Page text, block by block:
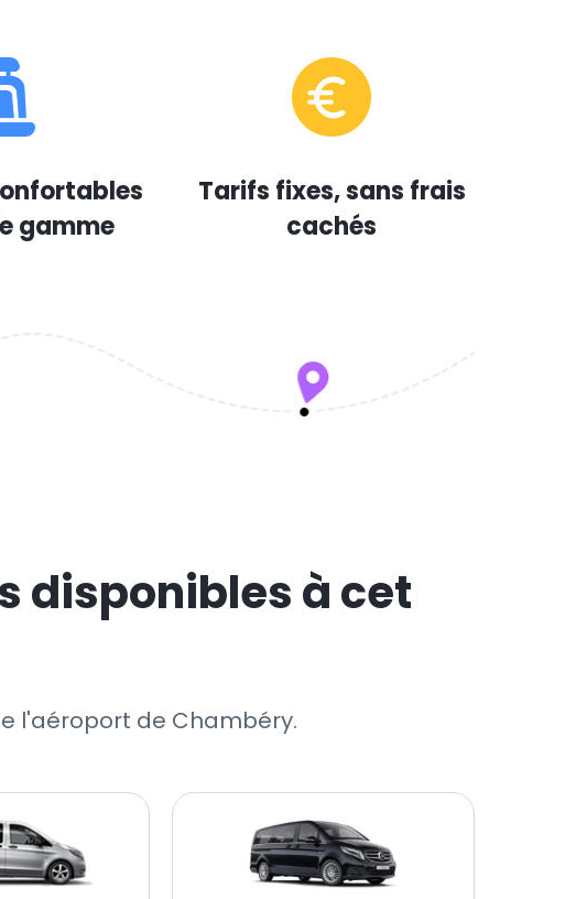
gamme
Tarifs fixes, sans frais
cachés
disponibles à cet
l'aéroport de Chambéry.